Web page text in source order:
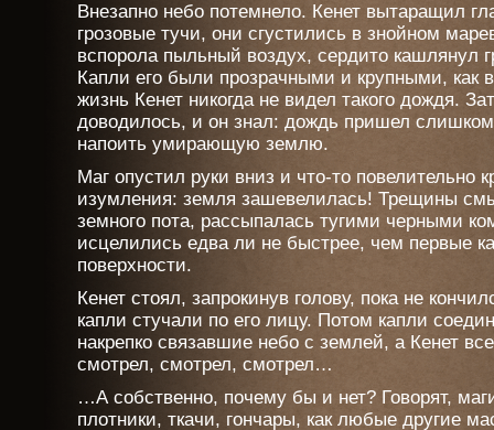
Внезапно небо потемнело. Кенет вытаращил
грозовые тучи, они сгустились в знойном
вспорола пыльный воздух, сердито
Капли его были прозрачными и крупными, как
жизнь Кенет никогда не видел такого дождя.
доводилось, и он знал: дождь пришел
напоить умирающую землю.
Маг опустил руки вниз и что-то повелительно
изумления: земля зашевелилась! Трещины
земного пота, рассыпалась тугими черными
исцелились едва ли не быстрее, чем первые
поверхности.
Кенет стоял, запрокинув голову, пока не
капли стучали по его лицу. Потом капли
накрепко связавшие небо с землей, а Кенет
смотрел, смотрел, смотрел…
…А собственно, почему бы и нет? Говорят,
плотники, ткачи, гончары, как любые другие